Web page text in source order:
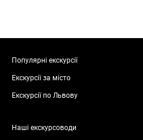
Популярні екскурсії
Екскурсії за місто
Екскурсії по Львову
Наші екскурсоводи